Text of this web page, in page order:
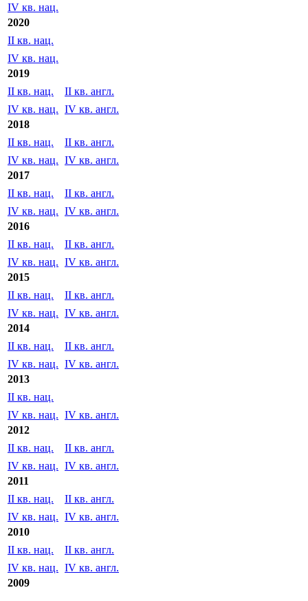
IV кв. нац.
2020
II кв. нац.
IV кв. нац.
2019
II кв. нац.
II кв. англ.
IV кв. нац. IV кв. англ.
2018
II кв. нац.
II кв. англ.
IV кв. нац. IV кв. англ.
2017
II кв. нац.
II кв. англ.
IV кв. нац. IV кв. англ.
2016
II кв. нац.
II кв. англ.
IV кв. нац. IV кв. англ.
2015
II кв. нац.
II кв. англ.
IV кв. нац. IV кв. англ.
2014
II кв. нац.
II кв. англ.
IV кв. нац. IV кв. англ.
2013
II кв. нац.
IV кв. нац. IV кв. англ.
2012
II кв. нац.
II кв. англ.
IV кв. нац. IV кв. англ.
2011
II кв. нац.
II кв. англ.
IV кв. нац. IV кв. англ.
2010
II кв. нац.
II кв. англ.
IV кв. нац. IV кв. англ.
2009